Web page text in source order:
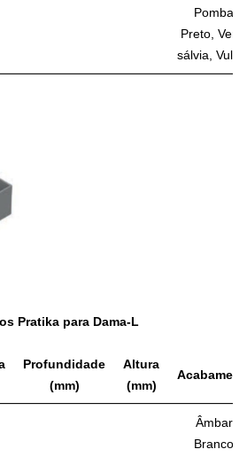
Pomba,
Preto,
sálvia,
Pratika para Dama-L
Profundidade
(mm)
Altura
(mm)
Âmbar,
Branco,